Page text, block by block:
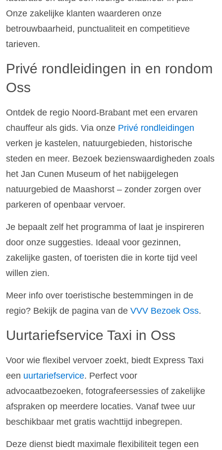
Onze zakelijke klanten waarderen onze
betrouwbaarheid, punctualiteit en competitieve
tarieven.
Privé rondleidingen in en rondom
Oss
Ontdek de regio Noord-Brabant met een ervaren
chauffeur als gids. Via onze Privé rondleidingen
verken je kastelen, natuurgebieden, historische
steden en meer. Bezoek bezienswaardigheden zoals
het Jan Cunen Museum of het nabijgelegen
natuurgebied de Maashorst – zonder zorgen over
parkeren of openbaar vervoer.
Je bepaalt zelf het programma of laat je inspireren
door onze suggesties. Ideaal voor gezinnen,
zakelijke gasten, of toeristen die in korte tijd veel
willen zien.
Meer info over toeristische bestemmingen in de
regio? Bekijk de pagina van de VVV Bezoek Oss.
Uurtariefservice Taxi in Oss
Voor wie flexibel vervoer zoekt, biedt Express Taxi
een uurtariefservice. Perfect voor
advocaatbezoeken, fotografeersessies of zakelijke
afspraken op meerdere locaties. Vanaf twee uur
beschikbaar met gratis wachttijd inbegrepen.
Deze dienst biedt maximale flexibiliteit tegen een